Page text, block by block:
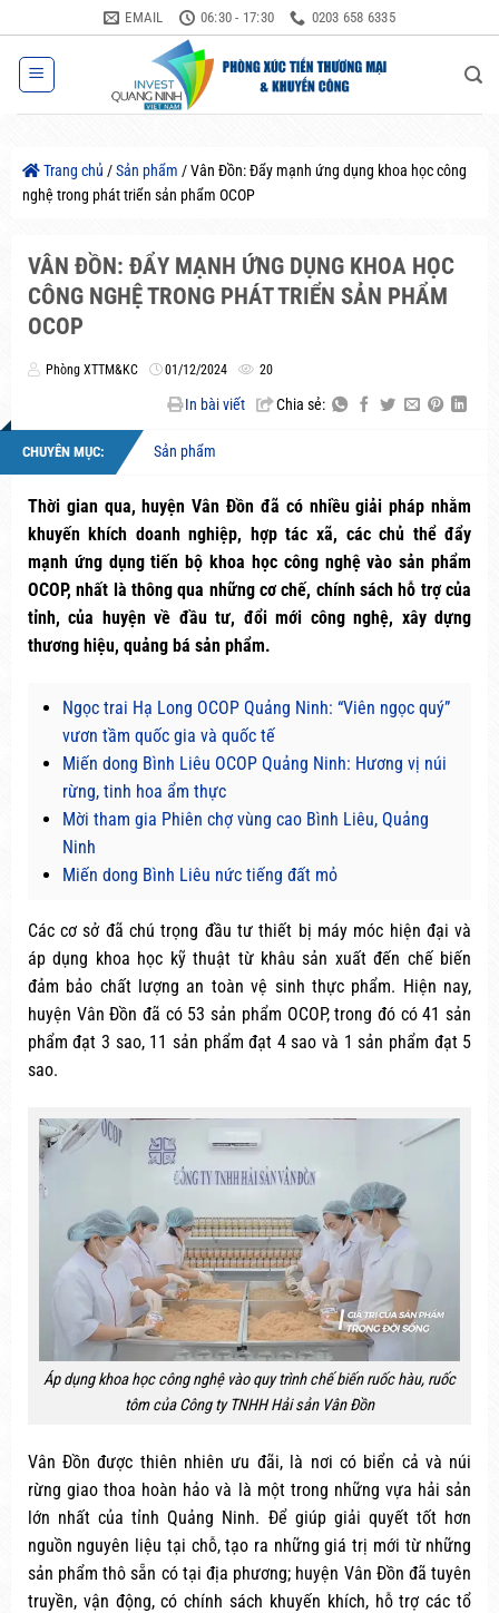
qua
nội
dung
EMAIL 06:30 - 17:30 0203 658 6335
Trang chủ /Sản phẩm /Vân Đồn: Đẩy mạnh ứng dụng khoa học công
nghệ trong phát triển sản phẩm OCOP
VÂN ĐỒN: ĐẨY MẠNH ỨNG DỤNG KHOA HỌC
CÔNG NGHỆ TRONG PHÁT TRIỂN SẢN PHẨM
OCOP
Phòng XTTM&KC 01/12/2024 20
In bài viết Chia sẻ:
CHUYÊN MỤC: Sản phẩm
Thời gian qua, huyện Vân Đồn đã có nhiều giải pháp nhằm
khuyến khích doanh nghiệp, hợp tác xã, các chủ thể đẩy
mạnh ứng dụng tiến bộ khoa học công nghệ vào sản phẩm
OCOP, nhất là thông qua những cơ chế, chính sách hỗ trợ của
tỉnh, của huyện về đầu tư, đổi mới công nghệ, xây dựng
thương hiệu, quảng bá sản phẩm.
Ngọc trai Hạ Long OCOP Quảng Ninh: “Viên ngọc quý”
vươn tầm quốc gia và quốc tế
Miến dong Bình Liêu OCOP Quảng Ninh: Hương vị núi
rừng, tinh hoa ẩm thực
Mời tham gia Phiên chợ vùng cao Bình Liêu, Quảng
Ninh
Miến dong Bình Liêu nức tiếng đất mỏ
Các cơ sở đã chú trọng đầu tư thiết bị máy móc hiện đại và
áp dụng khoa học kỹ thuật từ khâu sản xuất đến chế biến
đảm bảo chất lượng an toàn vệ sinh thực phẩm. Hiện nay,
huyện Vân Đồn đã có 53 sản phẩm OCOP, trong đó có 41 sản
phẩm đạt 3 sao, 11 sản phẩm đạt 4 sao và 1 sản phẩm đạt 5
sao.
Áp dụng khoa học công nghệ vào quy trình chế biến ruốc hàu, ruốc
tôm của Công ty TNHH Hải sản Vân Đồn
Vân Đồn được thiên nhiên ưu đãi, là nơi có biển cả và núi
rừng giao thoa hoàn hảo và là một trong những vựa hải sản
lớn nhất của tỉnh Quảng Ninh. Để giúp giải quyết tốt hơn
nguồn nguyên liệu tại chỗ, tạo ra những giá trị mới từ những
sản phẩm thô sẵn có tại địa phương; huyện Vân Đồn đã tuyên
truyền, vận động, có chính sách khuyến khích, hỗ trợ các tổ